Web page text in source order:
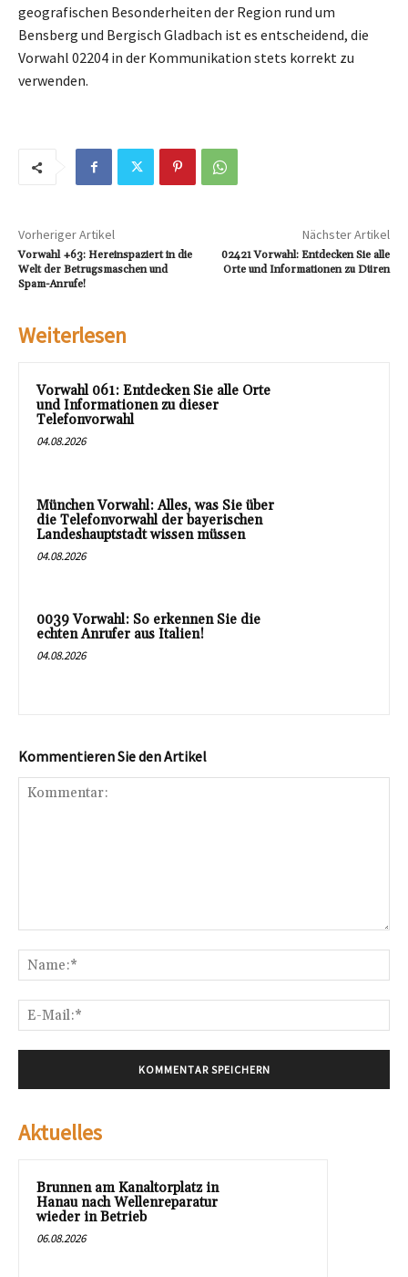
geografischen Besonderheiten der Region rund um
Bensberg und Bergisch Gladbach ist es entscheidend, die
Vorwahl 02204 in der Kommunikation stets korrekt zu
verwenden.
Vorheriger Artikel
Vorwahl +63: Hereinspaziert in die
Welt der Betrugsmaschen und
Spam-Anrufe!
Nächster Artikel
02421 Vorwahl: Entdecken Sie alle
Orte und Informationen zu Düren
Weiterlesen
Vorwahl 061: Entdecken Sie alle Orte
und Informationen zu dieser
Telefonvorwahl
04.08.2026
München Vorwahl: Alles, was Sie über
die Telefonvorwahl der bayerischen
Landeshauptstadt wissen müssen
04.08.2026
0039 Vorwahl: So erkennen Sie die
echten Anrufer aus Italien!
04.08.2026
Kommentieren Sie den Artikel
Aktuelles
Brunnen am Kanaltorplatz in
Hanau nach Wellenreparatur
wieder in Betrieb
06.08.2026